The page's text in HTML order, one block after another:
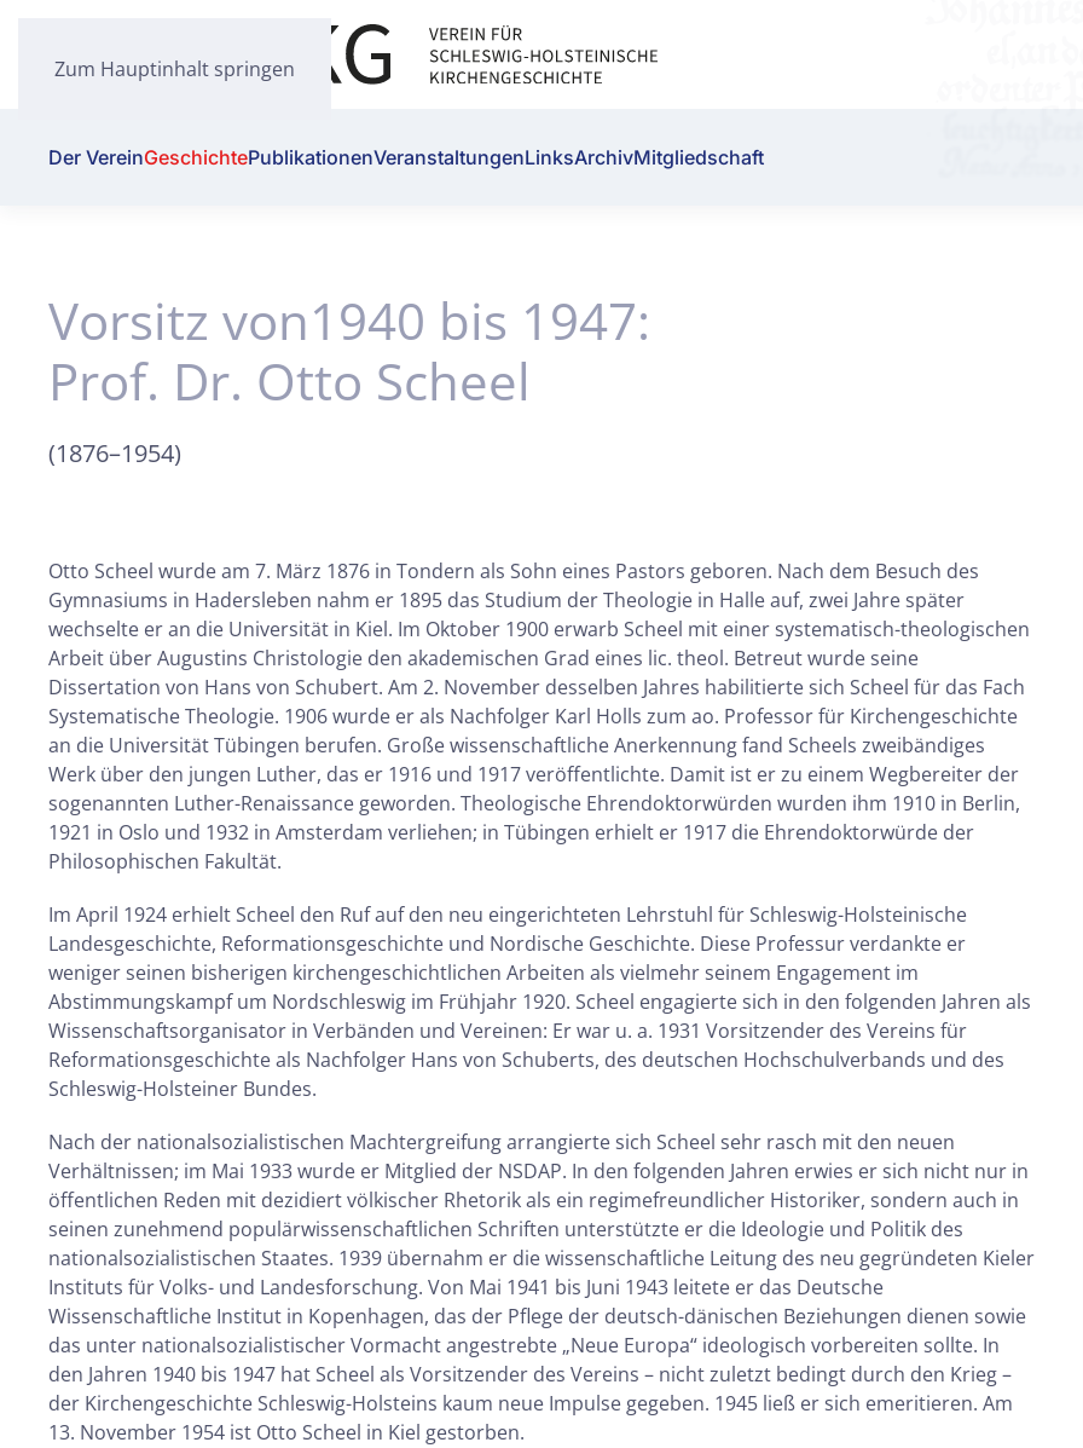
Zum Hauptinhalt springen
Der VereinGeschichtePublikationenVeranstaltungenLinksArchivMitgliedschaft
Vorsitz von1940 bis 1947:
Prof. Dr. Otto Scheel
(1876–1954)
Otto Scheel wurde am 7. März 1876 in Tondern als Sohn eines Pastors geboren. Nach dem Besuch des
Gymnasiums in Hadersleben nahm er 1895 das Studium der Theologie in Halle auf, zwei Jahre später
wechselte er an die Universität in Kiel. Im Oktober 1900 erwarb Scheel mit einer systematisch-theologischen
Arbeit über Augustins Christologie den akademischen Grad eines lic. theol. Betreut wurde seine
Dissertation von Hans von Schubert. Am 2. November desselben Jahres habilitierte sich Scheel für das Fach
Systematische Theologie. 1906 wurde er als Nachfolger Karl Holls zum ao. Professor für Kirchengeschichte
an die Universität Tübingen berufen. Große wissenschaftliche Anerkennung fand Scheels zweibändiges
Werk über den jungen Luther, das er 1916 und 1917 veröffentlichte. Damit ist er zu einem Wegbereiter der
sogenannten Luther-Renaissance geworden. Theologische Ehrendoktorwürden wurden ihm 1910 in Berlin,
1921 in Oslo und 1932 in Amsterdam verliehen; in Tübingen erhielt er 1917 die Ehrendoktorwürde der
Philosophischen Fakultät.
Im April 1924 erhielt Scheel den Ruf auf den neu eingerichteten Lehrstuhl für Schleswig-Holsteinische
Landesgeschichte, Reformationsgeschichte und Nordische Geschichte. Diese Professur verdankte er
weniger seinen bisherigen kirchengeschichtlichen Arbeiten als vielmehr seinem Engagement im
Abstimmungskampf um Nordschleswig im Frühjahr 1920. Scheel engagierte sich in den folgenden Jahren als
Wissenschaftsorganisator in Verbänden und Vereinen: Er war u. a. 1931 Vorsitzender des Vereins für
Reformationsgeschichte als Nachfolger Hans von Schuberts, des deutschen Hochschulverbands und des
Schleswig-Holsteiner Bundes.
Nach der nationalsozialistischen Machtergreifung arrangierte sich Scheel sehr rasch mit den neuen
Verhältnissen; im Mai 1933 wurde er Mitglied der NSDAP. In den folgenden Jahren erwies er sich nicht nur in
öffentlichen Reden mit dezidiert völkischer Rhetorik als ein regimefreundlicher Historiker, sondern auch in
seinen zunehmend populärwissenschaftlichen Schriften unterstützte er die Ideologie und Politik des
nationalsozialistischen Staates. 1939 übernahm er die wissenschaftliche Leitung des neu gegründeten Kieler
Instituts für Volks- und Landesforschung. Von Mai 1941 bis Juni 1943 leitete er das Deutsche
Wissenschaftliche Institut in Kopenhagen, das der Pflege der deutsch-dänischen Beziehungen dienen sowie
das unter nationalsozialistischer Vormacht angestrebte „Neue Europa“ ideologisch vorbereiten sollte. In
den Jahren 1940 bis 1947 hat Scheel als Vorsitzender des Vereins – nicht zuletzt bedingt durch den Krieg –
der Kirchengeschichte Schleswig-Holsteins kaum neue Impulse gegeben. 1945 ließ er sich emeritieren. Am
13. November 1954 ist Otto Scheel in Kiel gestorben.